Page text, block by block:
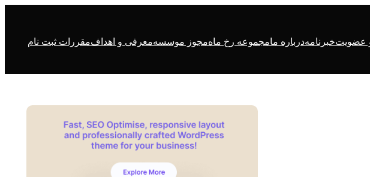
و عضویتخبرنامهدرباره مامجموعه رخ ماهمجوز موسسهمعرفی و اهدافمقررات ثبت نام